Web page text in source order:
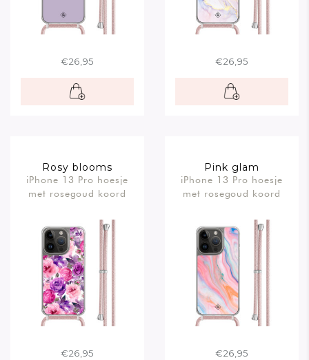
€26,95 €26,95
Rosy blooms
iPhone 13 Pro hoesje
met rosegoud koord
€26,95
Pink glam
iPhone 13 Pro hoesje
met rosegoud koord
€26,95